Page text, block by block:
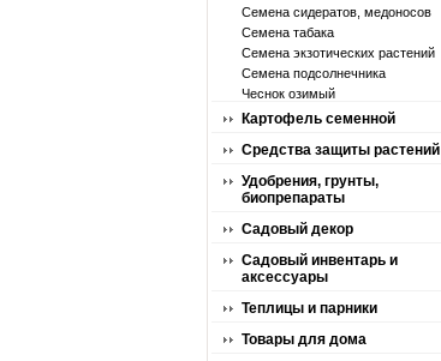
Семена сидератов, медоносов
Семена табака
Семена экзотических растений
Семена подсолнечника
Чеснок озимый
Картофель семенной
Средства защиты растений
Удобрения, грунты,
биопрепараты
Садовый декор
Садовый инвентарь и
аксессуары
Теплицы и парники
Товары для дома